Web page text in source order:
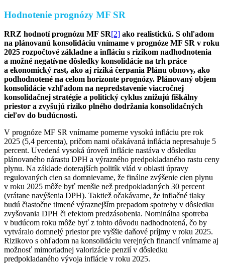
Hodnotenie prognózy MF SR
RRZ hodnotí prognózu MF SR[2] ako realistickú. S ohľadom
na plánovanú konsolidáciu vnímame v prognóze MF SR v roku
2025 rozpočtové základne a infláciu s rizikom nadhodnotenia
a možné negatívne dôsledky konsolidácie na trh práce
a ekonomický rast, ako aj riziká čerpania Plánu obnovy, ako
podhodnotené na celom horizonte prognózy. Plánovaný objem
konsolidácie vzhľadom na nepredstavenie viacročnej
konsolidačnej stratégie a politický cyklus znižujú fiškálny
priestor a zvyšujú riziko plného dodržania konsolidačných
cieľov do budúcnosti.
V prognóze MF SR vnímame pomerne vysokú infláciu pre rok
2025 (5,4 percenta), pričom nami očakávaná inflácia nepresahuje 5
percent. Uvedená vysoká úroveň inflácie nastáva v dôsledku
plánovaného nárastu DPH a výrazného predpokladaného rastu ceny
plynu. Na základe doterajších politík vlád v oblasti úpravy
regulovaných cien sa domnievame, že finálne zvýšenie cien plynu
v roku 2025 môže byť menšie než predpokladaných 30 percent
(vrátane navýšenia DPH). Taktiež očakávame, že inflačné tlaky
budú čiastočne tlmené výraznejším prepadom spotreby v dôsledku
zvyšovania DPH či efektom predzásobenia. Nominálna spotreba
v budúcom roku môže byť z tohto dôvodu nadhodnotená, čo by
vytváralo domnelý priestor pre vyššie daňové príjmy v roku 2025.
Rizikovo s ohľadom na konsolidáciu verejných financií vnímame aj
možnosť mimoriadnej valorizácie penzií v dôsledku
predpokladaného vývoja inflácie v roku 2025.